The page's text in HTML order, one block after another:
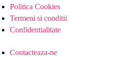
Politica Cookies
Termeni si conditii
Confidentialitate
Contacteaza-ne